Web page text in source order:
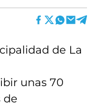
de La
unas 70
de